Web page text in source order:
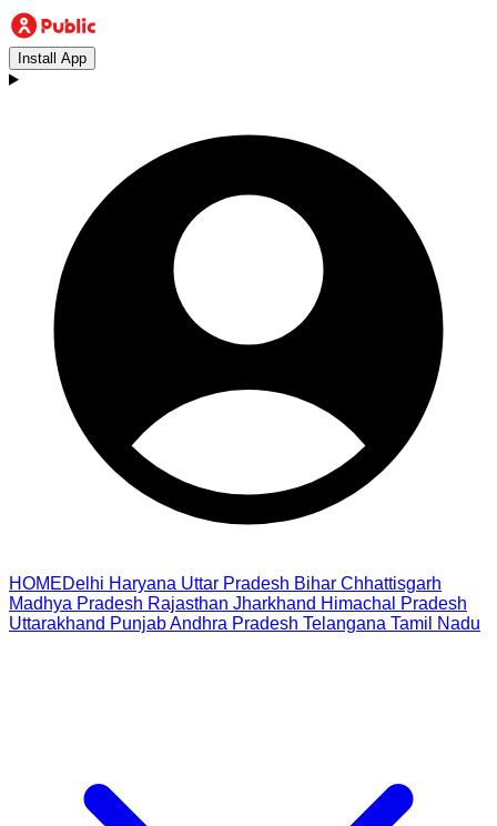
Install App
HOMEDelhi Haryana Uttar Pradesh Bihar Chhattisgarh
Madhya Pradesh Rajasthan Jharkhand Himachal Pradesh
Uttarakhand PunjabAndhra Pradesh Telangana Tamil Nadu